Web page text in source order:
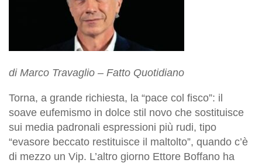
di Marco Travaglio – Fatto Quotidiano
Torna, a grande richiesta, la “pace col fisco”: il
soave eufemismo in dolce stil novo che sostituisce
sui media padronali espressioni più rudi, tipo
“evasore beccato restituisce il maltolto”, quando c’è
di mezzo un Vip. L’altro giorno Ettore Boffano ha